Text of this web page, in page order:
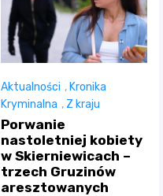
Aktualności , Kronika
Kryminalna , Z kraju
Porwanie
nastoletniej kobiety
w Skierniewicach –
trzech Gruzinów
aresztowanych